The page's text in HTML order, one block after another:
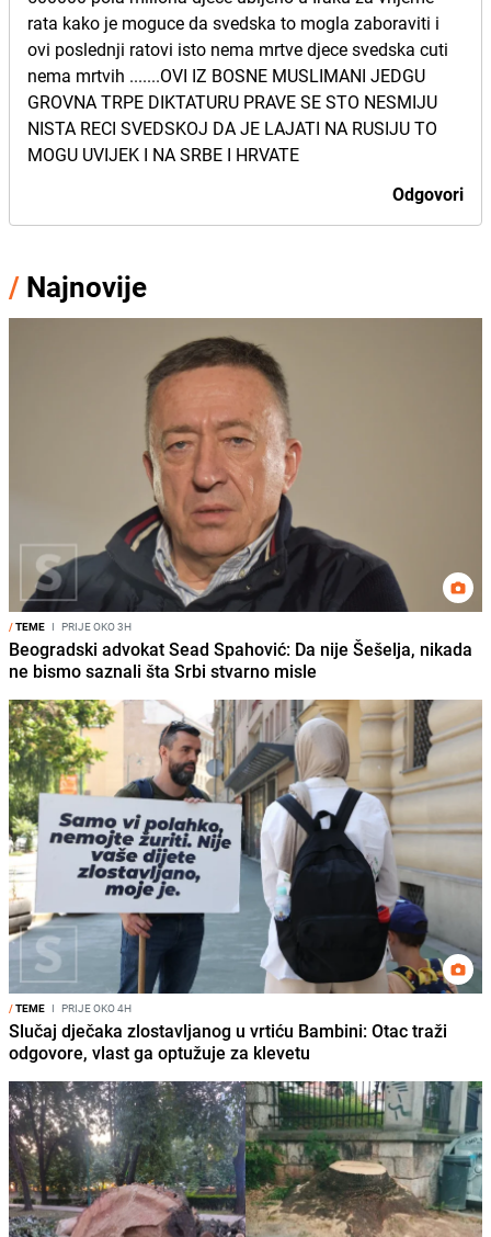
rata kako je moguce da svedska to mogla zaboraviti i
ovi poslednji ratovi isto nema mrtve djece svedska cuti
nema mrtvih .......OVI IZ BOSNE MUSLIMANI JEDGU
GROVNA TRPE DIKTATURU PRAVE SE STO NESMIJU
NISTA RECI SVEDSKOJ DA JE LAJATI NA RUSIJU TO
MOGU UVIJEK I NA SRBE I HRVATE
Odgovori
/ Najnovije
/TEME I PRIJE OKO 3H
Beogradski advokat Sead Spahović: Da nije Šešelja, nikada
ne bismo saznali šta Srbi stvarno misle
/TEME I PRIJE OKO 4H
Slučaj dječaka zlostavljanog u vrtiću Bambini: Otac traži
odgovore, vlast ga optužuje za klevetu